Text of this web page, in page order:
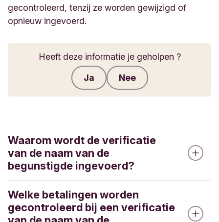
gecontroleerd, tenzij ze worden gewijzigd of
opnieuw ingevoerd.
Heeft deze informatie je geholpen ?
Ja Nee
Waarom wordt de verificatie
van de naam van de
begunstigde ingevoerd?
De verificatie van de naam van de begunstigde
wordt ingevoerd om fraude en fouten bij
Welke betalingen worden
gecontroleerd bij een verificatie